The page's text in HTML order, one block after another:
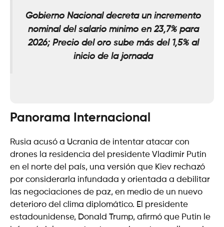
Gobierno Nacional decreta un incremento
nominal del salario mínimo en 23,7% para
2026; Precio del oro sube más del 1,5% al
inicio de la jornada
Panorama Internacional
Rusia acusó a Ucrania de intentar atacar con
drones la residencia del presidente Vladimir Putin
en el norte del país, una versión que Kiev rechazó
por considerarla infundada y orientada a debilitar
las negociaciones de paz, en medio de un nuevo
deterioro del clima diplomático. El presidente
estadounidense, Donald Trump, afirmó que Putin le